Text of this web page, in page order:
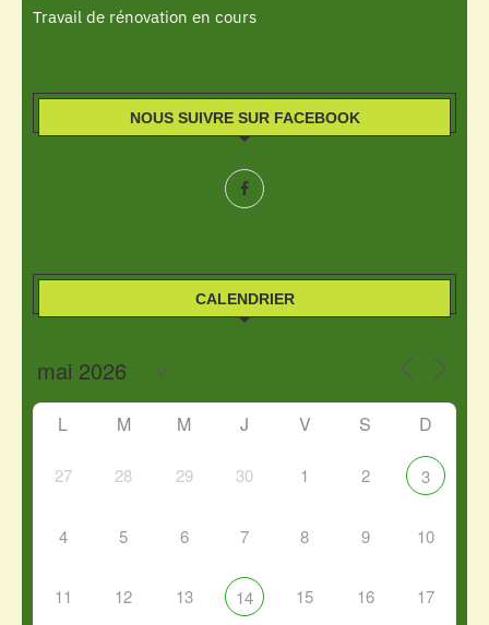
Travail de rénovation en cours
NOUS SUIVRE SUR FACEBOOK
CALENDRIER
L M M J V S D
27 28 29 30 1 2 3
4 5 6 7 8 9 10
11 12 13 14 15 16 17